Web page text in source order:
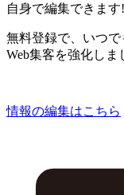
自身で編集できます!
無料登録で、いつで
Web集客を強化しま
情報の編集はこちら